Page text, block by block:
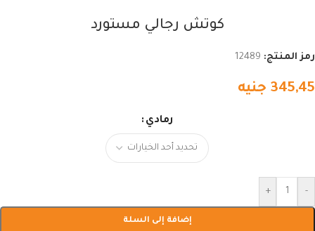
كوتش رجالي مستورد
رمز المنتج: 12489
345,45 جنيه
رمادي
-
+
إضافة إلى السلة